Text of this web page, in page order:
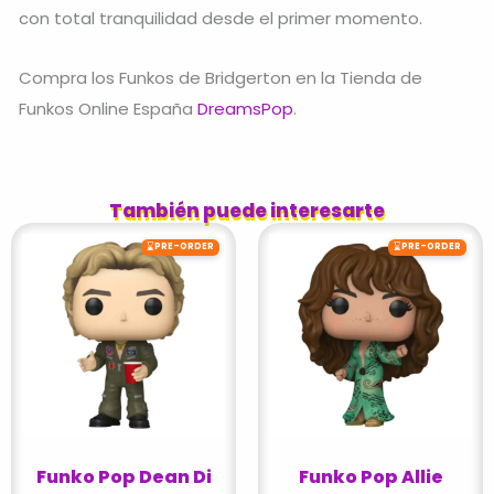
con total tranquilidad desde el primer momento.
Compra los Funkos de Bridgerton en la Tienda de
Funkos Online España DreamsPop.
También puede interesarte
⌛PRE-ORDER
Funko Pop Dean Di
⌛PRE-ORDER
Funko Pop Allie